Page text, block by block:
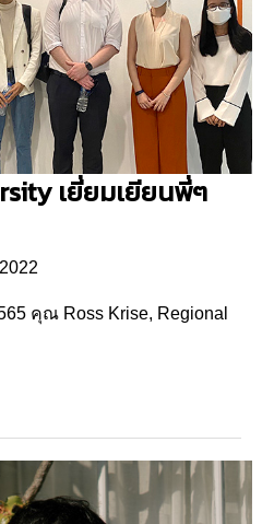
เยี่ยมเยียนพี่ๆ
คุณ Ross Krise, Regional